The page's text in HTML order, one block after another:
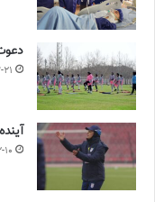
دعوت آزمون
10